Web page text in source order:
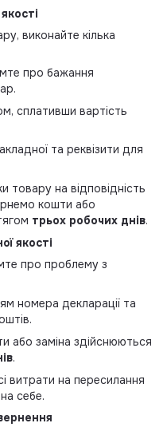
виконайте кілька
про бажання
сплативши вартість
та реквізити для
товару на відповідність
кошти або
трьох робочих днів.
якості
про проблему з
номера декларації та
або заміна здійснюються
.
витрати на пересилання
себе.